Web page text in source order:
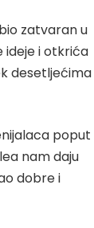
zatvaran u
ideje i otkrića
desetljećima
poput
nam daju
dobre i